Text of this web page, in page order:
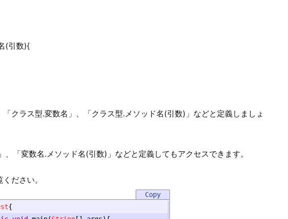
(引数){
クラス型.変数名」、「クラス型.メソッド名(引数)」などと定義しましょ
、「変数名.メソッド名(引数)」などと定義してもアクセスできます。
ださい。
{